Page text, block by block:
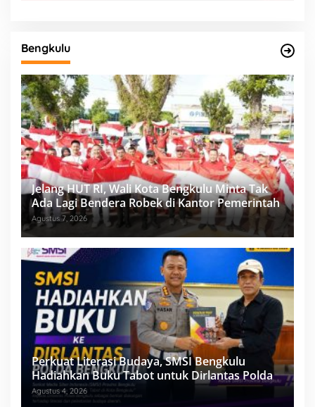
Bengkulu
Jelang HUT RI, Wali Kota Bengkulu Minta Tak
Ada Lagi Bendera Robek di Kantor Pemerintah
Agustus 7, 2026
Perkuat Literasi Budaya, SMSI Bengkulu
Hadiahkan Buku Tabot untuk Dirlantas Polda
Agustus 4, 2026